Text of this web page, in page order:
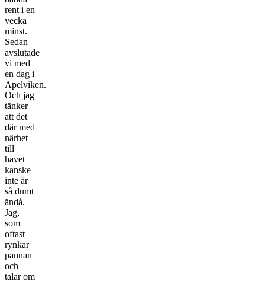
rent i en
vecka
minst.
Sedan
avslutade
vi med
en dag i
Apelviken.
Och jag
tänker
att det
där med
närhet
till
havet
kanske
inte är
så dumt
ändå.
Jag,
som
oftast
rynkar
pannan
och
talar om